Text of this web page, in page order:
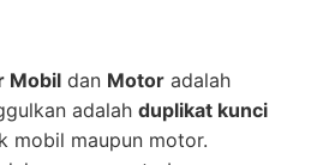
Mobil dan Motor adalah
adalah duplikat kunci
mobil maupun motor.